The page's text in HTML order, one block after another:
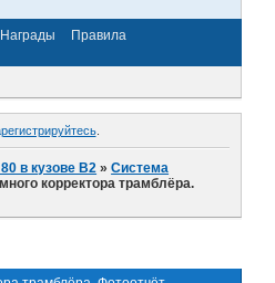
Награды
Правила
.
в кузове В2 »Система
корректора трамблёра.